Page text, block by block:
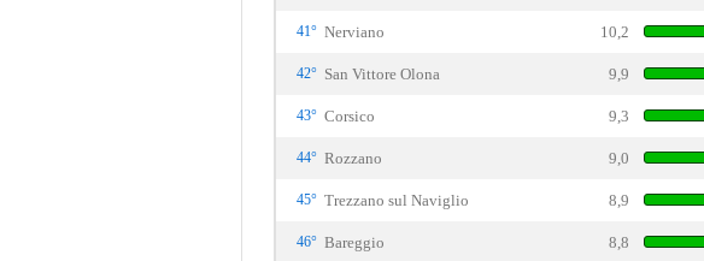
41° Nerviano 10,2
42° San Vittore Olona 9,9
43° Corsico 9,3
44° Rozzano 9,0
45° Trezzano sul Naviglio 8,9
46° Bareggio 8,8